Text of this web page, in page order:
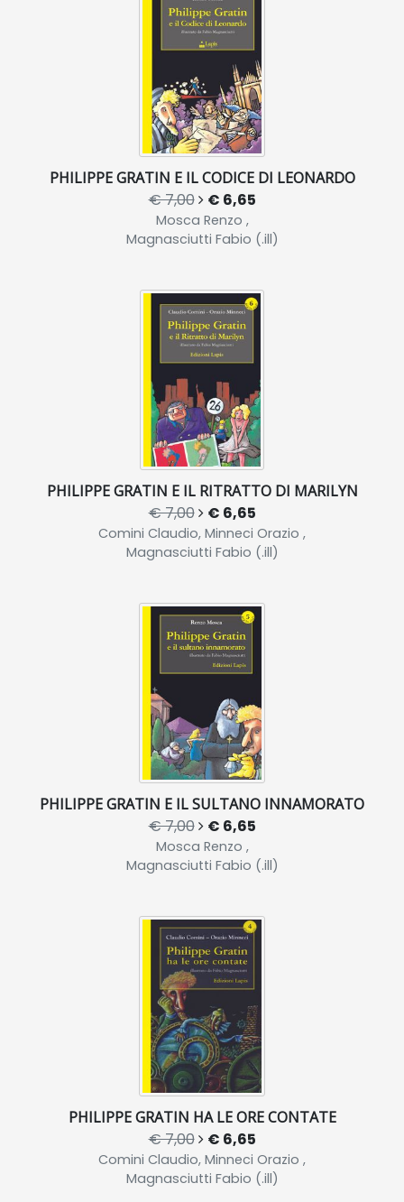
PHILIPPE GRATIN E IL CODICE DI LEONARDO
€ 7,00 € 6,65
Mosca Renzo ,
Magnasciutti Fabio (.ill)
PHILIPPE GRATIN E IL RITRATTO DI MARILYN
€ 7,00 € 6,65
Comini Claudio, Minneci Orazio ,
Magnasciutti Fabio (.ill)
PHILIPPE GRATIN E IL SULTANO INNAMORATO
€ 7,00 € 6,65
Mosca Renzo ,
Magnasciutti Fabio (.ill)
PHILIPPE GRATIN HA LE ORE CONTATE
€ 7,00 € 6,65
Comini Claudio, Minneci Orazio ,
Magnasciutti Fabio (.ill)